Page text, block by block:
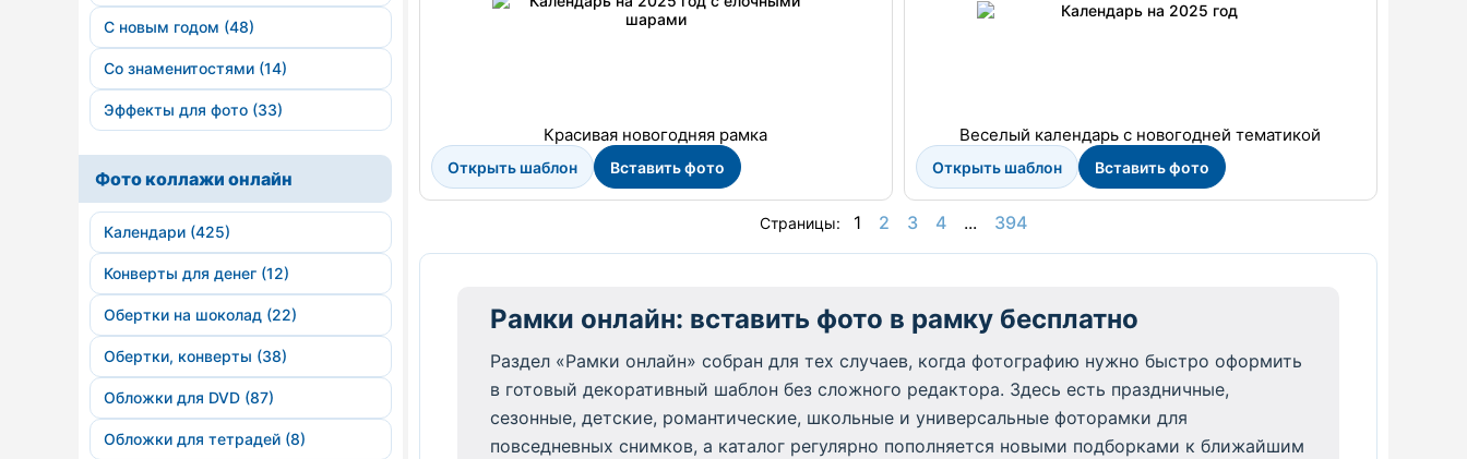
С новым годом (48)
Со знаменитостями (14)
Эффекты для фото (33)
Фото коллажи онлайн
Календари (425)
Конверты для денег (12)
Обертки на шоколад (22)
Обертки, конверты (38)
Обложки для DVD (87)
Обложки для тетрадей (8)
Красивая новогодняя рамка
Открыть шаблон Вставить фото
Веселый календарь с новогодней тематикой
Открыть шаблон Вставить фото
Страницы: 1 2 3 4 ... 394
Рамки онлайн: вставить фото в рамку бесплатно
Раздел «Рамки онлайн» собран для тех случаев, когда фотографию нужно быстро оформить
в готовый декоративный шаблон без сложного редактора. Здесь есть праздничные,
сезонные, детские, романтические, школьные и универсальные фоторамки для
повседневных снимков, а каталог регулярно пополняется новыми подборками к ближайшим